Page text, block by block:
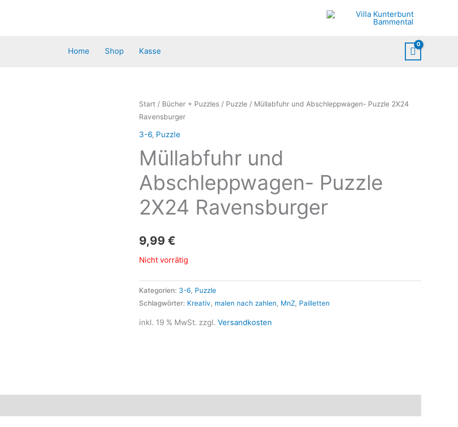
Home
Shop Kasse
Start / Bücher + Puzzles / Puzzle / Müllabfuhr und Abschleppwagen- Puzzle 2X24
Ravensburger
3-6, Puzzle
Müllabfuhr und
Abschleppwagen- Puzzle
2X24 Ravensburger
9,99 €
Nicht vorrätig
Kategorien: 3-6, Puzzle
Schlagwörter: Kreativ, malen nach zahlen, MnZ, Pailletten
inkl. 19 % MwSt. zzgl. Versandkosten